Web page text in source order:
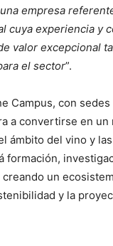
empresa
cuya experiencia y
valor excepcional
el sector”.
Campus, con
a convertirse en
ámbito del vino y
formación,
un
y la